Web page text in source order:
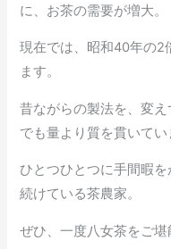
に、お茶の需要が増大。
現在では、昭和40年の2
ます。
昔ながらの製法を、変
でも量より質を貫いてい
ひとつひとつに手間暇
続けている茶農家。
ぜひ、一度八女茶をご堪